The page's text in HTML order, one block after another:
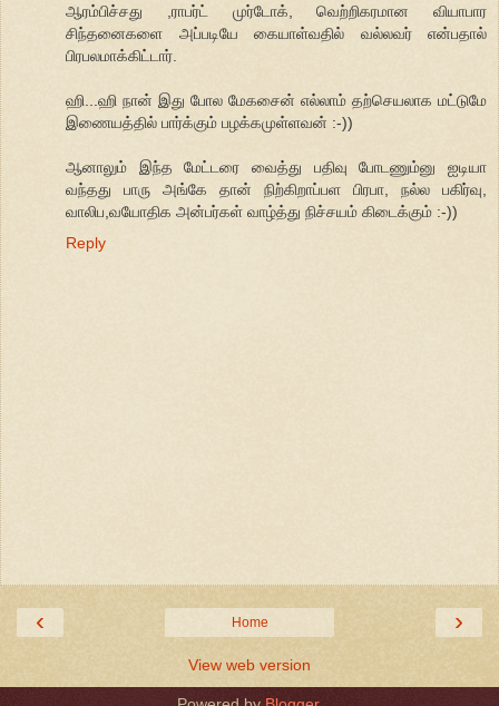
ஆரம்பிச்சது ,ராபர்ட் முர்டோக், வெற்றிகரமான வியாபார
சிந்தனைகளை அப்படியே கையாள்வதில் வல்லவர் என்பதால்
பிரபலமாக்கிட்டார்.
ஹி...ஹி நான் இது போல மேகசைன் எல்லாம் தற்செயலாக மட்டுமே
இணையத்தில் பார்க்கும் பழக்கமுள்ளவன் :-))
ஆனாலும் இந்த மேட்டரை வைத்து பதிவு போடணும்னு ஐடியா
வந்தது பாரு அங்கே தான் நிற்கிறாப்பள பிரபா, நல்ல பகிர்வு,
வாலிப,வயோதிக அன்பர்கள் வாழ்த்து நிச்சயம் கிடைக்கும் :-))
Reply
‹ ›
Home
View web version